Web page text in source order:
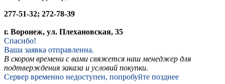
277-51-32; 272-78-39
г. Воронеж, ул. Плехановская, 35
Спасибо!
Ваша заявка отправленна.
В скором времени с вами свяжется наш менеджер для
подтверждения заказа и условий покупки.
Сервер временно недоступен, попробуйте позднее